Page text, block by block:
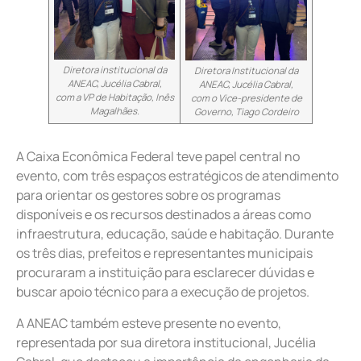
Diretora institucional da
ANEAC, Jucélia Cabral,
com a VP de Habitação, Inês
Magalhães.
Diretora Institucional da
ANEAC, Jucélia Cabral,
com o Vice-presidente de
Governo, Tiago Cordeiro
A Caixa Econômica Federal teve papel central no
evento, com três espaços estratégicos de atendimento
para orientar os gestores sobre os programas
disponíveis e os recursos destinados a áreas como
infraestrutura, educação, saúde e habitação. Durante
os três dias, prefeitos e representantes municipais
procuraram a instituição para esclarecer dúvidas e
buscar apoio técnico para a execução de projetos.
A ANEAC também esteve presente no evento,
representada por sua diretora institucional, Jucélia